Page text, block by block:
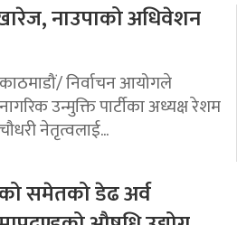
नाउपाको अधिवेशन
काठमाडौं/ निर्वाचन आयोगले
नागरिक उन्मुक्ति पार्टीका अध्यक्ष रेशम
चौधरी नेतृत्वलाई...
समेतको डेढ अर्व